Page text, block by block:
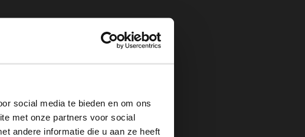
social media te bieden en om ons
met onze partners voor social
andere informatie die u aan ze heeft
×